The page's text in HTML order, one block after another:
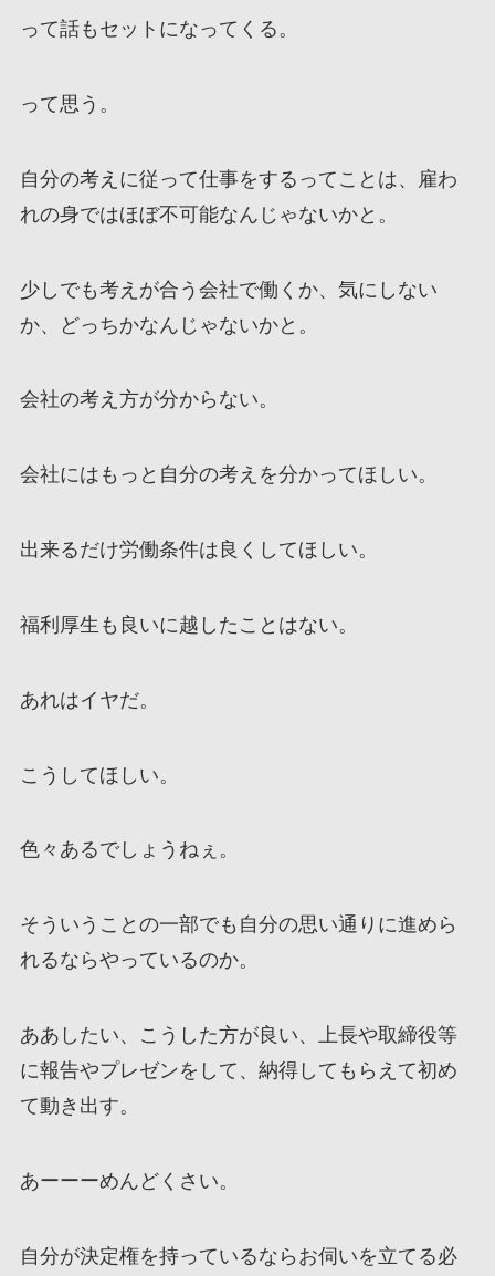
って話もセットになってくる。
って思う。
自分の考えに従って仕事をするってことは、雇わ
れの身ではほぼ不可能なんじゃないかと。
少しでも考えが合う会社で働くか、気にしない
か、どっちかなんじゃないかと。
会社の考え方が分からない。
会社にはもっと自分の考えを分かってほしい。
出来るだけ労働条件は良くしてほしい。
福利厚生も良いに越したことはない。
あれはイヤだ。
こうしてほしい。
色々あるでしょうねぇ。
そういうことの一部でも自分の思い通りに進めら
れるならやっているのか。
ああしたい、こうした方が良い、上長や取締役等
に報告やプレゼンをして、納得してもらえて初め
て動き出す。
あーーーめんどくさい。
自分が決定権を持っているならお伺いを立てる必